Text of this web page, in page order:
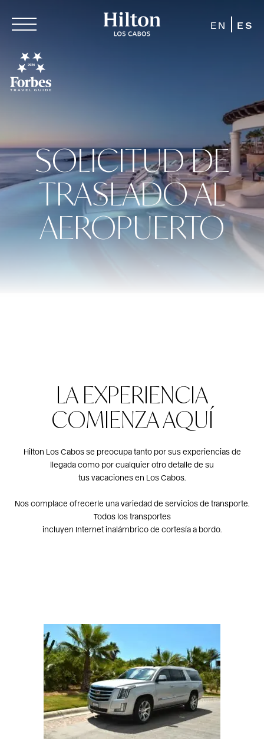
EN ES
SOLICITUD DE
TRASLADO AL
AEROPUERTO
LA EXPERIENCIA
COMIENZA AQUÍ
Hilton Los Cabos se preocupa tanto por sus experiencias de
llegada como por cualquier otro detalle de su
tus vacaciones en Los Cabos.
Nos complace ofrecerle una variedad de servicios de transporte.
Todos los transportes
incluyen Internet inalámbrico de cortesía a bordo.